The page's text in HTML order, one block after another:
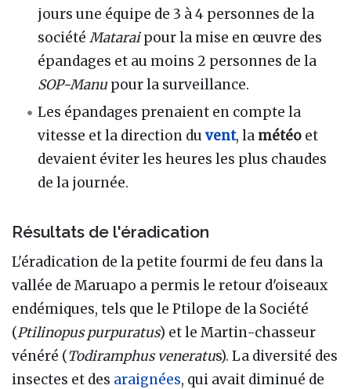
jours une équipe de 3 à 4 personnes de la
sociétéMataraipour la mise en œuvre des
épandages et au moins 2 personnes de la
SOP-Manupour la surveillance.
Les épandages prenaient en compte la
vitesse et la direction duvent, la météo et
devaient éviter les heures les plus chaudes
de la journée.
Résultats de l'éradication
L'éradication de la petite fourmi de feu dans la
vallée de Maruapo a permis le retour d'oiseaux
endémiques, tels que le Ptilope de la Société
(Ptilinopus purpuratus) et le Martin-chasseur
vénéré (Todiramphus veneratus). La diversité des
insectes et des araignées, qui avait diminué de